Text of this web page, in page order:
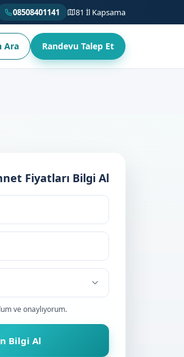
08508401141 81 İl Kapsama
Ara Randevu Talep Et
Fiyatları Bilgi Al
ve onaylıyorum.
Bilgi Al